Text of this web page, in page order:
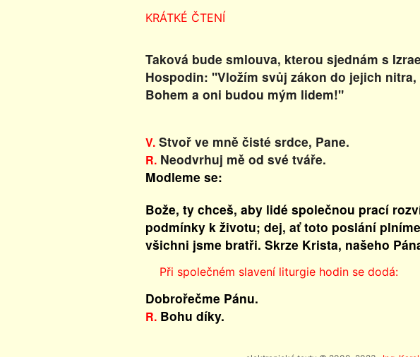
KRÁTKÉ ČTENÍ
Taková bude smlouva, kterou sjednám s
Hospodin: "Vložím svůj zákon do jejich
Bohem a oni budou mým lidem!"
V. Stvoř ve mně čisté srdce, Pane.
R. Neodvrhuj mě od své tváře.
Modleme se:
Bože, ty chceš, aby lidé společnou prací
podmínky k životu; dej, ať toto poslání
všichni jsme bratři. Skrze Krista, našeho
Při společném slavení liturgie hodin se dodá:
Dobrořečme Pánu.
R. Bohu díky.